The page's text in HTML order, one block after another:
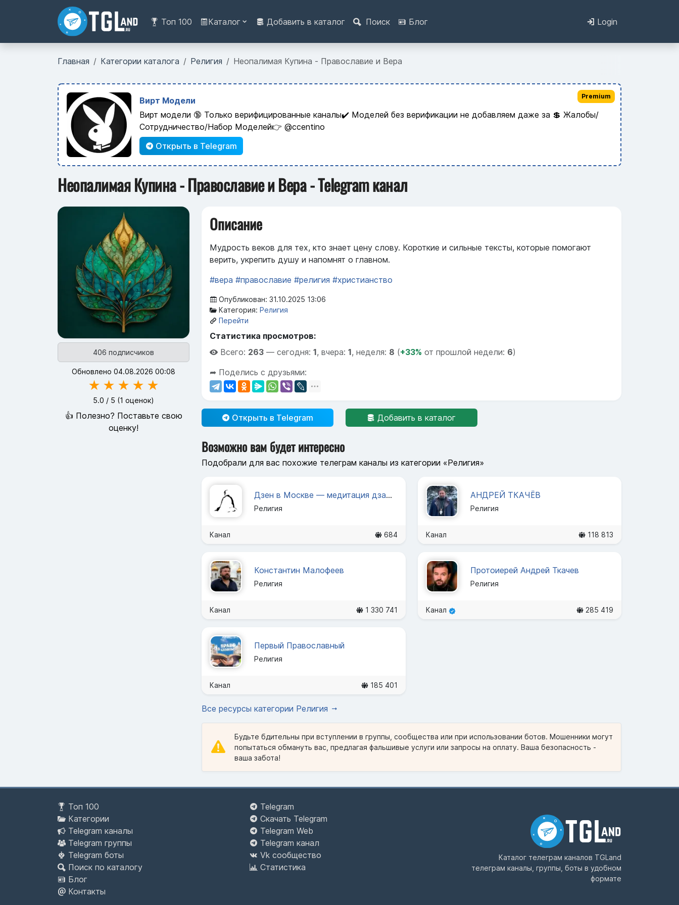
Топ 100 Каталог Добавить в каталог Поиск Блог Login
Главная Категории каталога Религия Неопалимая Купина - Православие и Вера
Вирт Модели
Вирт модели 🔞 Только верифицированные каналы✔️ Моделей без верификации не добавляем даже за 💲 Жалобы/
Сотрудничество/Набор Моделей👉 @ccentino
Открыть в Telegram
Premium
Неопалимая Купина - Православие и Вера - Telegram канал
406 подписчиков
Обновлено 04.08.2026 00:08
★ ★ ★ ★ ★
5.0 / 5 (1 оценок)
👍 Полезно? Поставьте свою
оценку!
Описание
Мудрость веков для тех, кто знает цену слову. Короткие и сильные тексты, которые помогают
верить, укрепить душу и напомнят о главном.
#вера #православие #религия #христианство
Опубликован: 31.10.2025 13:06
Категория: Религия
Перейти
Статистика просмотров:
Всего: 263 — сегодня: 1, вчера: 1, неделя: 8 (+33% от прошлой недели: 6)
➦ Поделись с друзьями:
Открыть в Telegram Добавить в каталог
Возможно вам будет интересно
Подобрали для вас похожие телеграм каналы из категории «Религия»
Дзен в Москве — медитация дзадзен
Религия
Канал 684
АНДРЕЙ ТКАЧЁВ
Религия
Канал 118 813
Константин Малофеев
Религия
Канал 1 330 741
Протоиерей Андрей Ткачев
Религия
Канал 285 419
Первый Православный
Религия
Канал 185 401
Все ресурсы категории Религия
Будьте бдительны при вступлении в группы, сообщества или при использовании ботов. Мошенники могут
попытаться обмануть вас, предлагая фальшивые услуги или запросы на оплату. Ваша безопасность -
ваша забота!
Топ 100
Категории
Telegram каналы
Telegram группы
Telegram боты
Поиск по каталогу
Блог
Контакты
Telegram
Скачать Telegram
Telegram Web
Telegram канал
Vk сообщество
Статистика
Каталог телеграм каналов TGLand
телеграм каналы, группы, боты в удобном
формате